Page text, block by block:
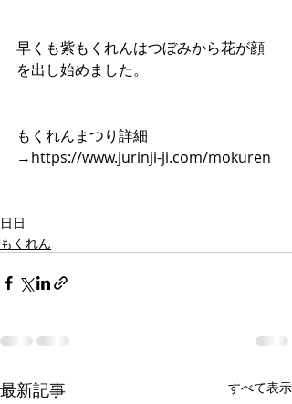
早くも紫もくれんはつぼみから花が顔
を出し始めました。
もくれんまつり詳細
→https://www.jurinji-ji.com/mokuren
日日
もくれん
最新記事 すべて表示